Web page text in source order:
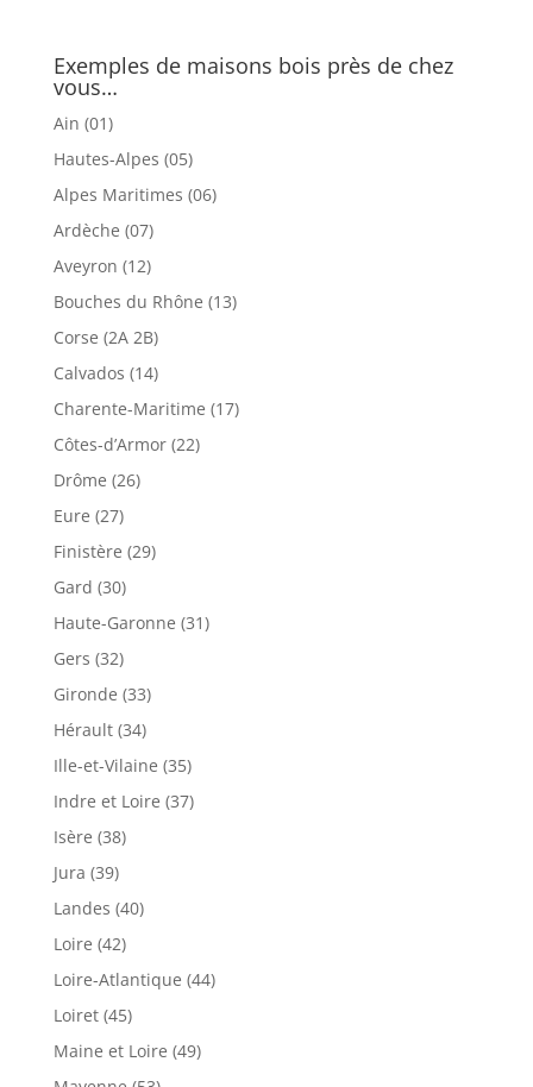
Exemples de maisons bois près de chez
vous…
Ain (01)
Hautes-Alpes (05)
Alpes Maritimes (06)
Ardèche (07)
Aveyron (12)
Bouches du Rhône (13)
Corse (2A 2B)
Calvados (14)
Charente-Maritime (17)
Côtes-d’Armor (22)
Drôme (26)
Eure (27)
Finistère (29)
Gard (30)
Haute-Garonne (31)
Gers (32)
Gironde (33)
Hérault (34)
Ille-et-Vilaine (35)
Indre et Loire (37)
Isère (38)
Jura (39)
Landes (40)
Loire (42)
Loire-Atlantique (44)
Loiret (45)
Maine et Loire (49)